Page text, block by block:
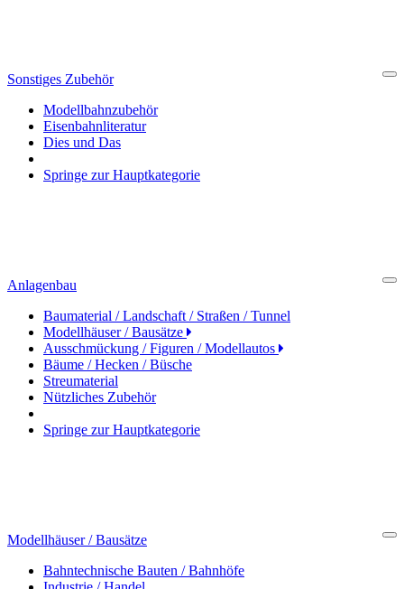
Sonstiges Zubehör
Modellbahnzubehör
Eisenbahnliteratur
Dies und Das
Springe zur Hauptkategorie
Anlagenbau
Baumaterial / Landschaft / Straßen / Tunnel
Modellhäuser / Bausätze
Ausschmückung / Figuren / Modellautos
Bäume / Hecken / Büsche
Streumaterial
Nützliches Zubehör
Springe zur Hauptkategorie
Modellhäuser / Bausätze
Bahntechnische Bauten / Bahnhöfe